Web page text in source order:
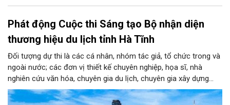
Phát động Cuộc thi Sáng tạo Bộ nhận diện
thương hiệu du lịch tỉnh Hà Tĩnh
Đối tượng dự thi là các cá nhân, nhóm tác giả, tổ chức trong và
ngoài nước; các đơn vị thiết kế chuyên nghiệp, họa sĩ, nhà
nghiên cứu văn hóa, chuyên gia du lịch, chuyên gia xây dựng
thương hiệu cùng những người yêu thích sáng tạo. Mỗi tác giả
hoặc nhóm tác giả được gửi tối đa 03 tác phẩm ở mỗi giai